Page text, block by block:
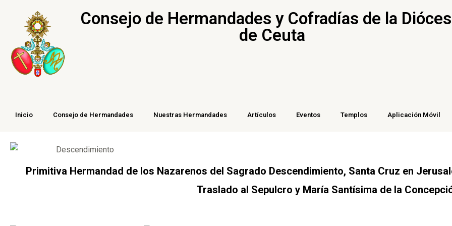
contenido
Consejo de Hermandades y Cofradías de la
de Ceuta
Inicio Consejo de Hermandades Nuestras Hermandades Artículos Eventos Templos Aplicación Móvil
Primitiva Hermandad de los Nazarenos del Sagrado Descendimiento, Santa Cruz en
Traslado al Sepulcro y María Santísima de la